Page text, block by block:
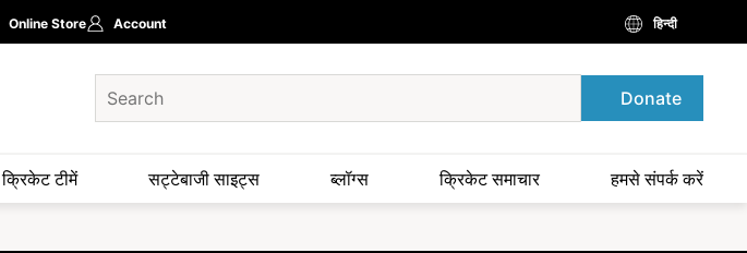
Online Store Account हिन्दी
Donate
क्रिकेट टीमें सट्टेबाजी साइट्स ब्लॉग्स क्रिकेट समाचार हमसे संपर्क करें